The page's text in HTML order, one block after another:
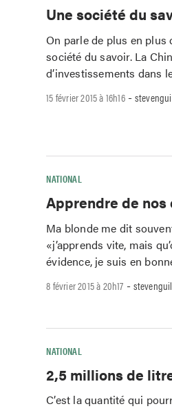
Une société du
On parle de plus en plus
société du savoir. La
d’investissements dans
15 février 2015 à 16h16-
NATIONAL
Apprendre de nos
Ma blonde me dit
«j’apprends vite, mais
évidence, je suis en
8 février 2015 à 20h17 -
NATIONAL
2,5 millions de
C’est la quantité qui